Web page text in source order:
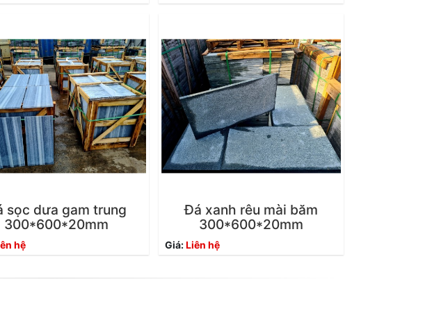
sọc dưa gam trung
300*600*20mm
hệ
Đá xanh rêu mài băm
300*600*20mm
Giá:Liên hệ